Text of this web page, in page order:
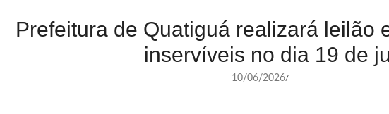
Prefeitura de Quatiguá realizará leilão
inservíveis no dia 19 de
10/06/2026/